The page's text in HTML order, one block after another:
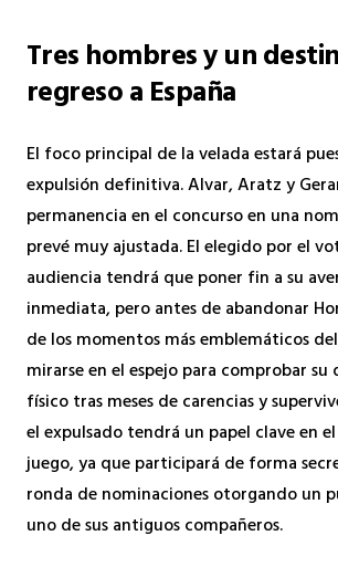
Tres hombres y un
regreso a España
El foco principal de la velada estará
expulsión definitiva. Alvar, Aratz y
permanencia en el concurso en una
prevé muy ajustada. El elegido por el
audiencia tendrá que poner fin a su
inmediata, pero antes de abandonar
de los momentos más emblemáticos
mirarse en el espejo para comprobar
físico tras meses de carencias y
el expulsado tendrá un papel clave en
juego, ya que participará de forma
ronda de nominaciones otorgando un
uno de sus antiguos compañeros.